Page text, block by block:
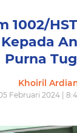
1002/
Purna
Khoiril
Februari 2024 |